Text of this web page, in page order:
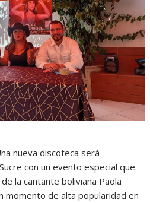
nueva discoteca será
con un evento especial que
la cantante boliviana Paola
momento de alta popularidad en